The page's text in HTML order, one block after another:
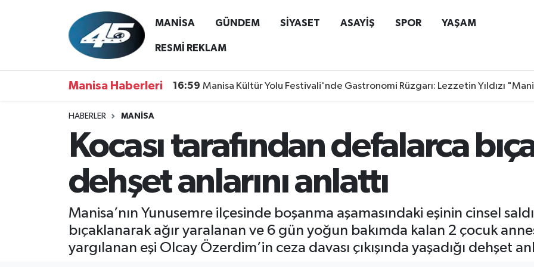
MANİSA GÜNDEM SİYASET ASAYİŞ SPOR YAŞAM
RESMİ REKLAM
Manisa Haberleri 16:59 Manisa Kültür Yolu Festivali'nde Gastronomi Rüzgarı: Lezzetin Yıldızı
HABERLER MANİSA
Kocası tarafından defalarca
dehşet anlarını anlattı
Manisa’nın Yunusemre ilçesinde boşanma aşamasındaki eşinin cinsel
bıçaklanarak ağır yaralanan ve 6 gün yoğun bakımda kalan 2 çocuk
yargılanan eşi Olcay Özerdim’in ceza davası çıkışında yaşadığı dehşet
MANİSA
RESMİ REKLAM
Hava Durumu
Tüm Manşetler
Son Dakika Haberleri